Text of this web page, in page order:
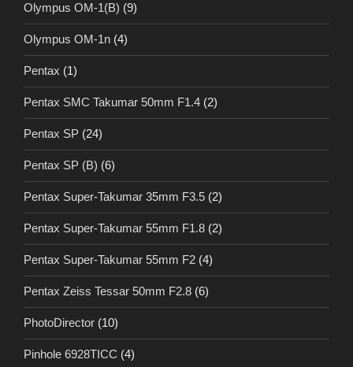
Olympus OM-1(B) (9)
Olympus OM-1n (4)
Pentax (1)
Pentax SMC Takumar 50mm F1.4 (2)
Pentax SP (24)
Pentax SP (B) (6)
Pentax Super-Takumar 35mm F3.5 (2)
Pentax Super-Takumar 55mm F1.8 (2)
Pentax Super-Takumar 55mm F2 (4)
Pentax Zeiss Tessar 50mm F2.8 (6)
PhotoDirector (10)
Pinhole 6928TICC (4)